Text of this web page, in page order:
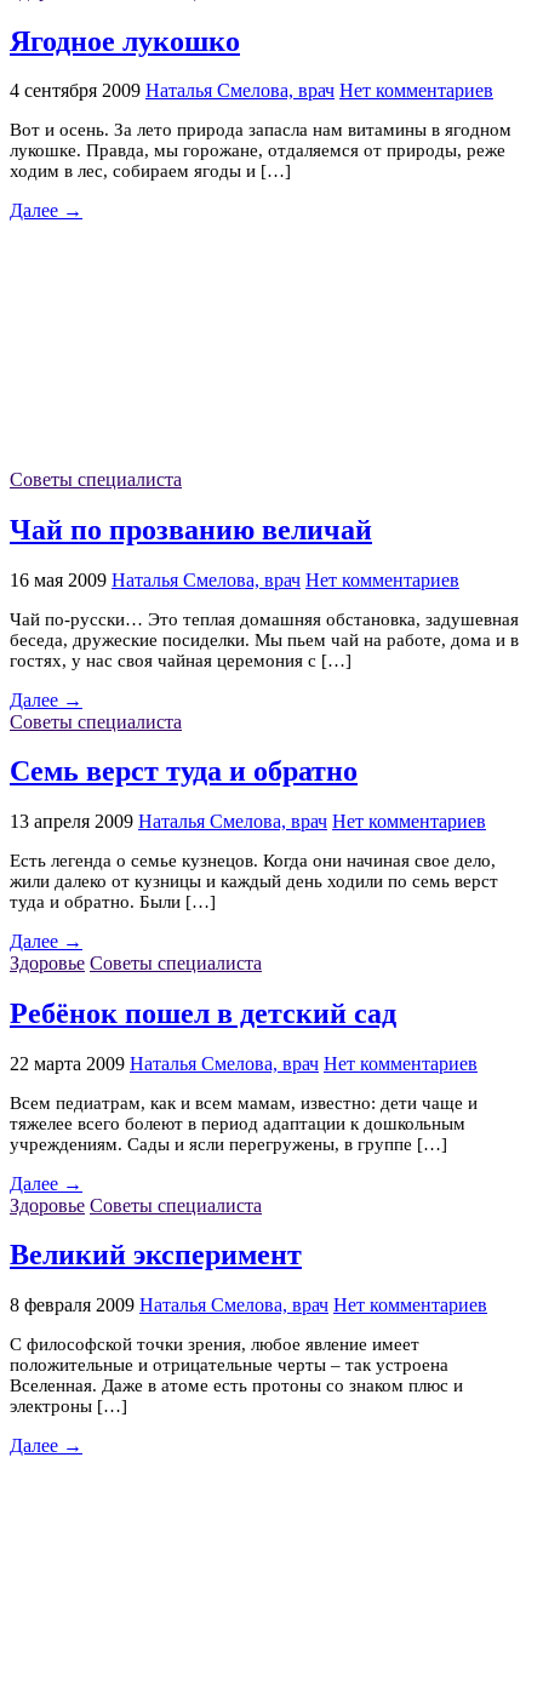
Ягодное лукошко
4 сентября 2009 Наталья Смелова, врач Нет комментариев
Вот и осень. За лето природа запасла нам витамины в ягодном
лукошке. Правда, мы горожане, отдаляемся от природы, реже
ходим в лес, собираем ягоды и […]
Далее →
Советы специалиста
Чай по прозванию величай
16 мая 2009 Наталья Смелова, врач Нет комментариев
Чай по-русски… Это теплая домашняя обстановка, задушевная
беседа, дружеские посиделки. Мы пьем чай на работе, дома и в
гостях, у нас своя чайная церемония с […]
Далее →
Советы специалиста
Семь верст туда и обратно
13 апреля 2009 Наталья Смелова, врач Нет комментариев
Есть легенда о семье кузнецов. Когда они начиная свое дело,
жили далеко от кузницы и каждый день ходили по семь верст
туда и обратно. Были […]
Далее →
Здоровье Советы специалиста
Ребёнок пошел в детский сад
22 марта 2009 Наталья Смелова, врач Нет комментариев
Всем педиатрам, как и всем мамам, известно: дети чаще и
тяжелее всего болеют в период адаптации к дошкольным
учреждениям. Сады и ясли перегружены, в группе […]
Далее →
Здоровье Советы специалиста
Великий эксперимент
8 февраля 2009 Наталья Смелова, врач Нет комментариев
С философской точки зрения, любое явление имеет
положительные и отрицательные черты – так устроена
Вселенная. Даже в атоме есть протоны со знаком плюс и
электроны […]
Далее →